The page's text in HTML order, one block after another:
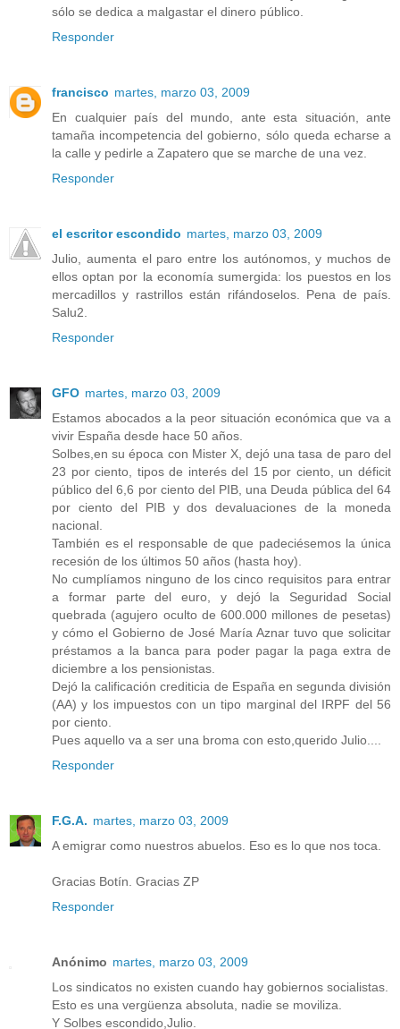
sólo se dedica a malgastar el dinero público.
Responder
francisco martes, marzo 03, 2009
En cualquier país del mundo, ante esta situación, ante
tamaña incompetencia del gobierno, sólo queda echarse a
la calle y pedirle a Zapatero que se marche de una vez.
Responder
el escritor escondido martes, marzo 03, 2009
Julio, aumenta el paro entre los autónomos, y muchos de
ellos optan por la economía sumergida: los puestos en los
mercadillos y rastrillos están rifándoselos. Pena de país.
Salu2.
Responder
GFO martes, marzo 03, 2009
Estamos abocados a la peor situación económica que va a
vivir España desde hace 50 años.
Solbes,en su época con Mister X, dejó una tasa de paro del
23 por ciento, tipos de interés del 15 por ciento, un déficit
público del 6,6 por ciento del PIB, una Deuda pública del 64
por ciento del PIB y dos devaluaciones de la moneda
nacional.
También es el responsable de que padeciésemos la única
recesión de los últimos 50 años (hasta hoy).
No cumplíamos ninguno de los cinco requisitos para entrar
a formar parte del euro, y dejó la Seguridad Social
quebrada (agujero oculto de 600.000 millones de pesetas)
y cómo el Gobierno de José María Aznar tuvo que solicitar
préstamos a la banca para poder pagar la paga extra de
diciembre a los pensionistas.
Dejó la calificación crediticia de España en segunda división
(AA) y los impuestos con un tipo marginal del IRPF del 56
por ciento.
Pues aquello va a ser una broma con esto,querido Julio....
Responder
F.G.A. martes, marzo 03, 2009
A emigrar como nuestros abuelos. Eso es lo que nos toca.
Gracias Botín. Gracias ZP
Responder
Anónimo martes, marzo 03, 2009
Los sindicatos no existen cuando hay gobiernos socialistas.
Esto es una vergüenza absoluta, nadie se moviliza.
Y Solbes escondido,Julio.